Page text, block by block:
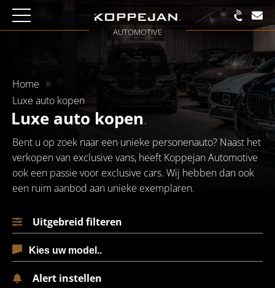
AUTOMOTIVE
Home
Luxe auto kopen
Luxe auto kopen.
Bent u op zoek naar een unieke personenauto? Naast het
verkopen van exclusive vans, heeft Koppejan Automotive
ook een passie voor exclusive cars. Wij hebben dan ook
een ruim aanbod aan unieke exemplaren.
Uitgebreid filteren
Alert instellen